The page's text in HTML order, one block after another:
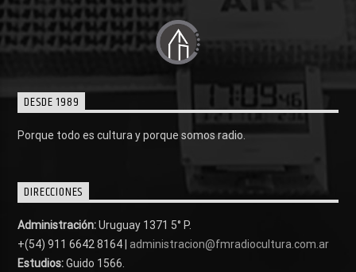
DESDE 1989
Porque todo es cultura y porque somos radio.
DIRECCIONES
Administración:Uruguay 1371 5° P.
+(54) 911 6642 8164 | administracion@fmradiocultura.com.ar
Estudios:Guido 1566.